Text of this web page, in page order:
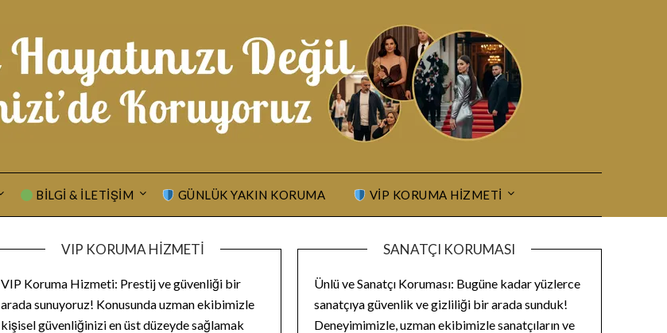
BILGI & İLETIŞIM GÜNLÜK YAKIN KORUMA VIP KORUMA HIZMETI
VIP KORUMA HIZMETI
VIP Koruma Hizmeti: Prestij ve güvenliği bir
arada sunuyoruz! Konusunda uzman ekibimizle
kişisel güvenliğinizi en üst düzeyde sağlamak
SANATÇI KORUMASI
Ünlü ve Sanatçı Koruması: Bugüne kadar yüzlerce
sanatçıya güvenlik ve gizliliği bir arada sunduk!
Deneyimimizle, uzman ekibimizle sanatçıların ve